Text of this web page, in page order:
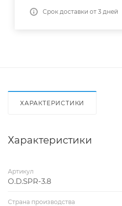
Срок доставки от 3 дней
ХАРАКТЕРИСТИКИ
Характеристики
Артикул
O.D.SPR-3.8
Страна производства